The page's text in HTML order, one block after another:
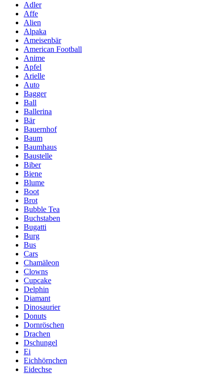
Adler
Affe
Alien
Alpaka
Ameisenbär
American Football
Anime
Apfel
Arielle
Auto
Bagger
Ball
Ballerina
Bär
Bauernhof
Baum
Baumhaus
Baustelle
Biber
Biene
Blume
Boot
Brot
Bubble Tea
Buchstaben
Bugatti
Burg
Bus
Cars
Chamäleon
Clowns
Cupcake
Delphin
Diamant
Dinosaurier
Donuts
Dornröschen
Drachen
Dschungel
Ei
Eichhörnchen
Eidechse